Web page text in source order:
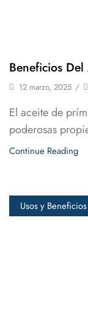
Beneficios
12 marzo, 2025 /
El aceite de
poderosas
Continue Reading
Usos y Beneficios